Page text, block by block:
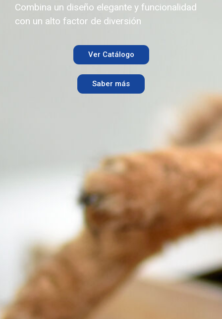
Combina un diseño elegante y funcionalidad
con un alto factor de diversión
Ver Catálogo
Saber más